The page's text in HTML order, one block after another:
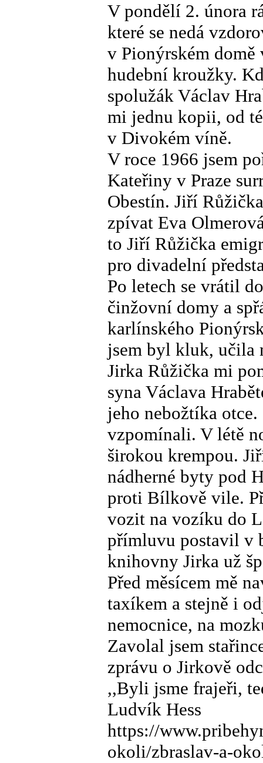
V pondělí 2. února
které se nedá
v Pionýrském
hudební kroužky.
spolužák Václav
mi jednu kopii, od
v Divokém víně.
V roce 1966 jsem
Kateřiny v Praze
Obestín. Jiří
zpívat Eva
to Jiří Růžička
pro divadelní
Po letech se vrátil
činžovní domy a
karlínského
jsem byl kluk, učila
Jirka Růžička mi
syna Václava
jeho nebožtíka
vzpomínali. V létě
širokou krempou.
nádherné byty pod
proti Bílkově vile.
vozit na vozíku do
přímluvu postavil v
knihovny Jirka už
Před měsícem mě
taxíkem a stejně i
nemocnice, na
Zavolal jsem
zprávu o Jirkově
,,Byli jsme frajeři,
Ludvík Hess
https://
okoli/zbraslav-a-